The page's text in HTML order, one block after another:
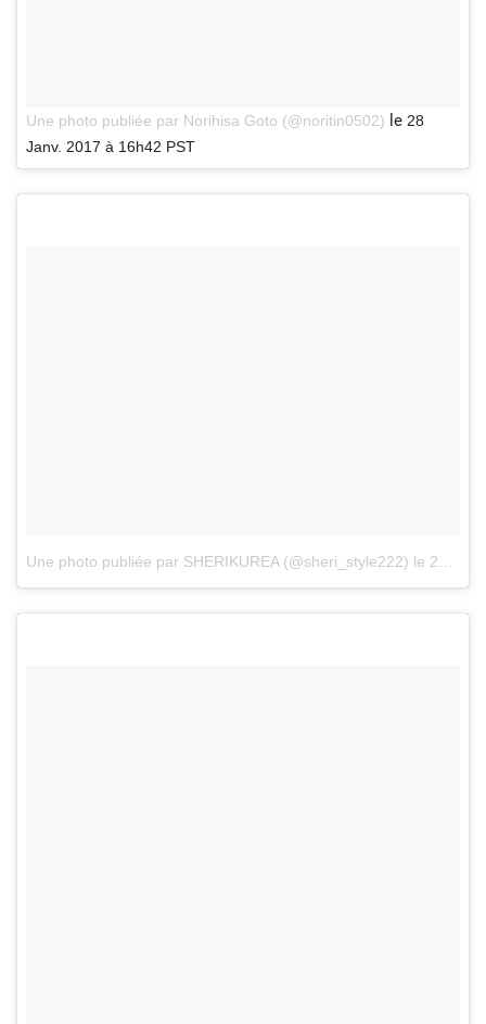
Une photo publiée par Norihisa Goto (@noritin0502) le 28
Janv. 2017 à 16h42 PST
Une photo publiée par SHERIKUREA (@sheri_style222) le 27 Janv. 2017 à 1h54 PST